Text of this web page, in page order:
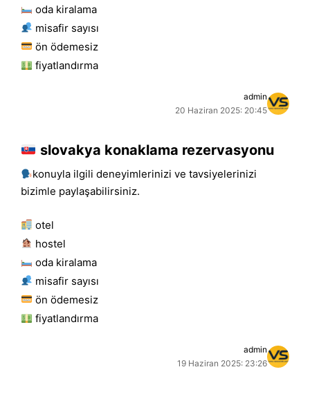
oda kiralama
misafir sayısı
ön ödemesiz
fiyatlandırma
admin
20 Haziran 2025: 20:45
slovakya konaklama rezervasyonu
konuyla ilgili deneyimlerinizi ve tavsiyelerinizi
bizimle paylaşabilirsiniz.
otel
hostel
oda kiralama
misafir sayısı
ön ödemesiz
fiyatlandırma
admin
19 Haziran 2025: 23:26